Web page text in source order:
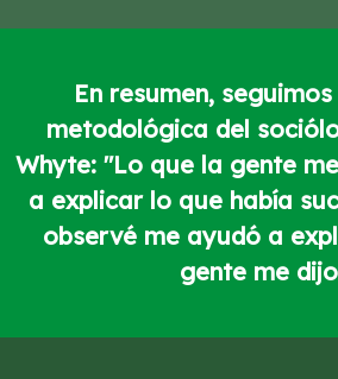
En resumen,
metodológica del
Whyte: "Lo que la gente
a explicar lo que había
observé me ayudó a
gente me